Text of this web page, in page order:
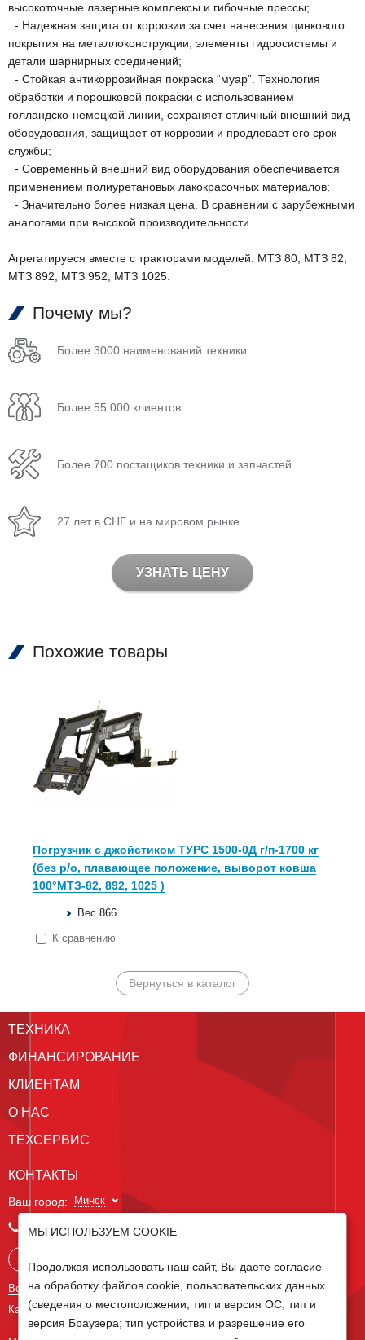
высокоточные лазерные комплексы и гибочные прессы;
- Надежная защита от коррозии за счет нанесения цинкового
покрытия на металлоконструкции, элементы гидросистемы и
детали шарнирных соединений;
- Стойкая антикоррозийная покраска “муар”. Технология
обработки и порошковой покраски с использованием
голландско-немецкой линии, сохраняет отличный внешний вид
оборудования, защищает от коррозии и продлевает его срок
службы;
- Современный внешний вид оборудования обеспечивается
применением полиуретановых лакокрасочных материалов;
- Значительно более низкая цена. В сравнении с зарубежными
аналогами при высокой производительности.
Агрегатируеся вместе с тракторами моделей: МТЗ 80, МТЗ 82,
МТЗ 892, МТЗ 952, МТЗ 1025.
Почему мы?
Более 3000 наименований техники
Более 55 000 клиентов
Более 700 постащиков техники и запчастей
27 лет в СНГ и на мировом рынке
УЗНАТЬ ЦЕНУ
Похожие товары
Погрузчик с джойстиком ТУРС 1500-0Д г/п-1700 кг
(без р/о, плавающее положение, выворот ковша
100°МТЗ-82, 892, 1025 )
Вес 866
К сравнению
Вернуться в каталог
ТЕХНИКА
ФИНАНСИРОВАНИЕ
КЛИЕНТАМ
О НАС
ТЕХСЕРВИС
КОНТАКТЫ
Ваш город: Минск
+375 29 238 97 34
Все контакты
Карта сайта
МЫ ИСПОЛЬЗУЕМ COOKIE
Продолжая использовать наш сайт, Вы даете согласие
на обработку файлов cookie, пользовательских данных
(сведения о местоположении; тип и версия ОС; тип и
версия Браузера; тип устройства и разрешение его